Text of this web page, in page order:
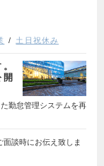
土日祝休み
勤怠管理システムを再
談時にお伝え致しま